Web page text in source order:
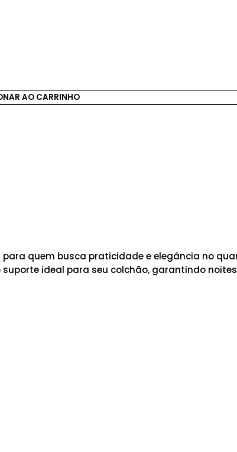
AO CARRINHO
para quem busca praticidade e elegância no
ideal para seu colchão, garantindo